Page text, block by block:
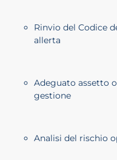
Rinvio del Codice
allerta
Adeguato assetto
gestione
Analisi del rischio